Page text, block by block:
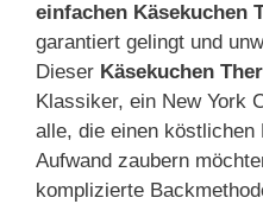
einfachen Käsekuchen
garantiert gelingt und
Dieser Käsekuchen
Klassiker, ein New York
alle, die einen köstlichen
Aufwand zaubern
komplizierte